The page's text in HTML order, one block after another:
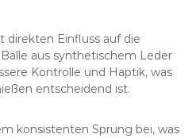
direkten Einfluss auf die
Bälle aus synthetischem Leder
Kontrolle und Haptik, was
entscheidend ist.
konsistenten Sprung bei, was